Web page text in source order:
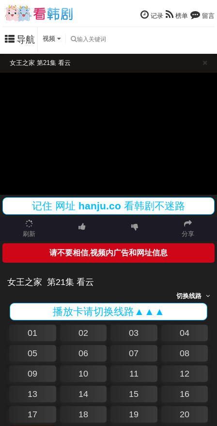
记录 榜单 留言
导航 视频
女王之家 第21集 看云
记住 网址 hanju.co 看韩剧不迷路
刷新 分享
请不要相信,视频内广告和网址信息
女王之家 第21集 看云
切换线路
播放卡请切换线路▲▲▲
01 02 03 04
05 06 07 08
09 10 11 12
13 14 15 16
17 18 19 20